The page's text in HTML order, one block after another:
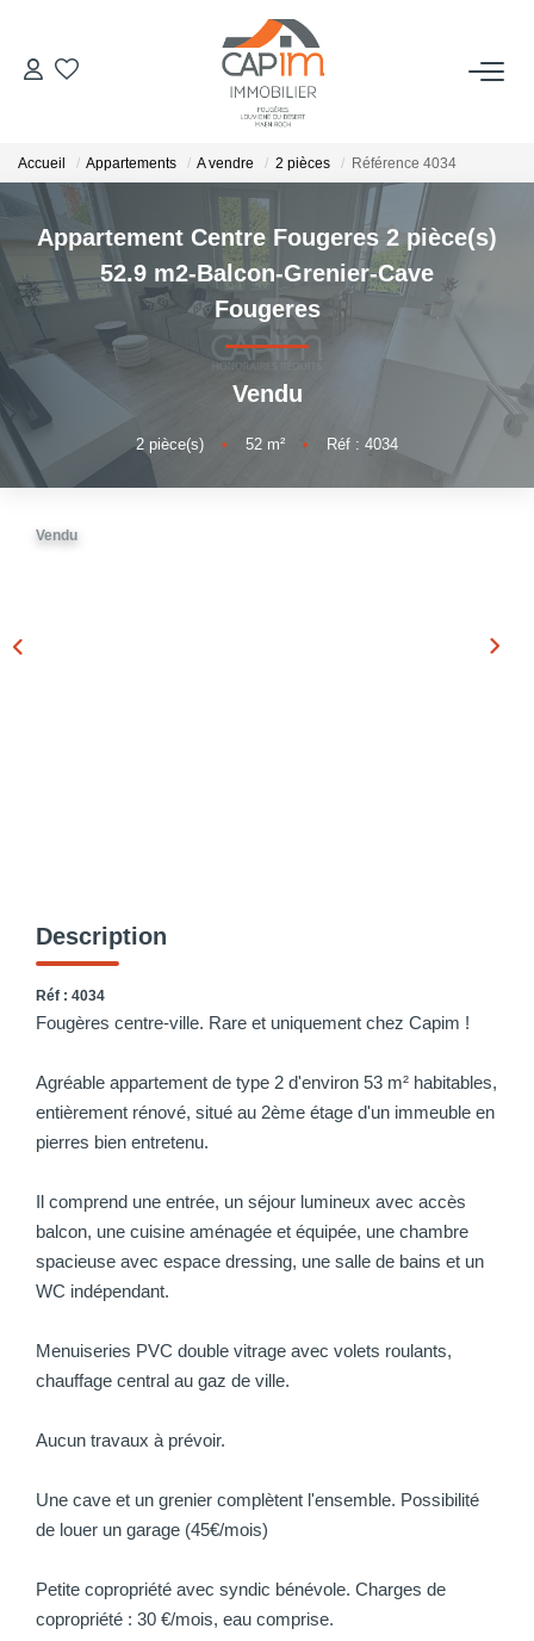
VENTES
ESTIMATION
NOTRE AGENCE
Qui Sommes Nous
Notre Équipe
Nous Rejoindre
Nos Actualités
Accueil Appartements A vendre 2 pièces Référence 4034
Appartement Centre Fougeres 2 pièce(s)
52.9 m2-Balcon-Grenier-Cave
Fougeres
Vendu
2 pièce(s) • 52 m² • Réf : 4034
Vendu
Description
Réf : 4034
Fougères centre-ville. Rare et uniquement chez Capim !
Agréable appartement de type 2 d'environ 53 m² habitables,
entièrement rénové, situé au 2ème étage d'un immeuble en
pierres bien entretenu.
Il comprend une entrée, un séjour lumineux avec accès
balcon, une cuisine aménagée et équipée, une chambre
spacieuse avec espace dressing, une salle de bains et un
WC indépendant.
Menuiseries PVC double vitrage avec volets roulants,
chauffage central au gaz de ville.
Aucun travaux à prévoir.
Une cave et un grenier complètent l'ensemble. Possibilité
de louer un garage (45€/mois)
Petite copropriété avec syndic bénévole. Charges de
copropriété : 30 €/mois, eau comprise.